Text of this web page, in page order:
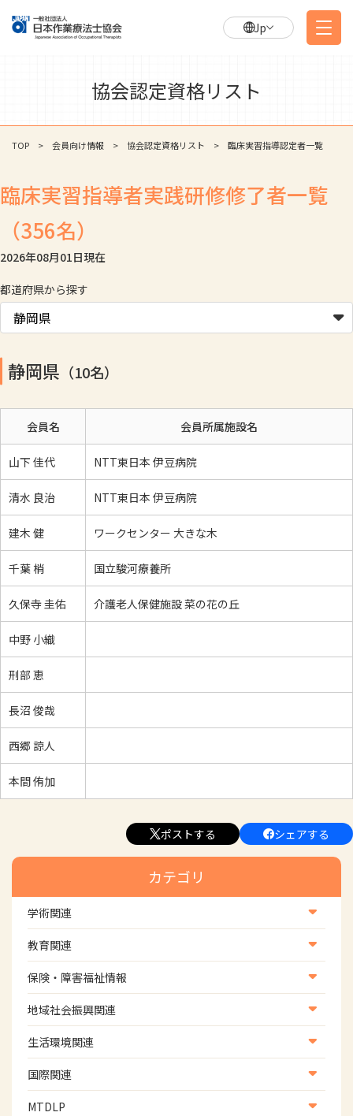
Jp
協会認定資格リスト
TOP 会員向け情報 協会認定資格リスト 臨床実習指導認定者一覧
臨床実習指導者実践研修修了者一覧
（356名）
2026年08月01日現在
都道府県から探す
静岡県 （10名）
会員名 会員所属施設名
山下 佳代 NTT東日本 伊豆病院
清水 良治 NTT東日本 伊豆病院
建木 健 ワークセンター 大きな木
千葉 梢 国立駿河療養所
久保寺 圭佑 介護老人保健施設 菜の花の丘
中野 小織
刑部 恵
長沼 俊哉
西郷 諒人
本間 侑加
ポストする シェアする
カテゴリ
学術関連
学術・研究
学会
学術誌
教育関連
養成教育
生涯教育
研修会
協会認定資格試験・審査会情報
保険・障害福祉情報
医療保険情報
介護保険情報
児童福祉・障害福祉情報
地域社会振興関連
地域社会振興部地域事業支援課【認知症対策班】
地域社会振興部地域事業支援課【地域包括ケア推進班】
地域社会振興部地域事業支援課【運転と地域移動推進
班】
生活環境関連
生活環境・福祉用具支援
国際関連
国際関連
MTDLP